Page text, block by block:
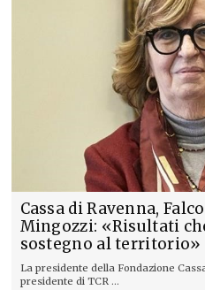
Cassa di Ravenna,
Mingozzi: «Risultati
sostegno al territorio»
La presidente della Fondazione
presidente di TCR ...